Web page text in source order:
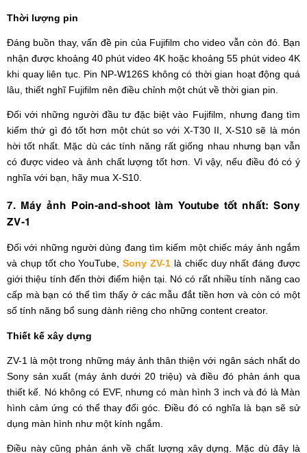
Thời lượng pin
Đáng buồn thay, vấn đề pin của Fujifilm cho video vẫn còn đó. Bạn
nhận được khoảng 40 phút video 4K hoặc khoảng 55 phút video 4K
khi quay liên tục. Pin NP-W126S không có thời gian hoạt động quá
lâu, thiết nghĩ Fujifilm nên điều chỉnh một chút về thời gian pin.
Đối với những người đầu tư đặc biệt vào Fujifilm, nhưng đang tìm
kiếm thứ gì đó tốt hơn một chút so với X-T30 II, X-S10 sẽ là món
hời tốt nhất. Mặc dù các tính năng rất giống nhau nhưng bạn vẫn
có được video và ảnh chất lượng tốt hơn. Vì vậy, nếu điều đó có ý
nghĩa với bạn, hãy mua X-S10.
7. Máy ảnh Poin-and-shoot làm Youtube tốt nhất: Sony
ZV-1
Đối với những người dùng đang tìm kiếm một chiếc máy ảnh ngắm
và chụp tốt cho YouTube, Sony ZV-1 là chiếc duy nhất đáng được
giới thiệu tính đến thời điểm hiện tại. Nó có rất nhiều tính năng cao
cấp mà bạn có thể tìm thấy ở các mẫu đắt tiền hơn và còn có một
số tính năng bổ sung dành riêng cho những content creator.
Thiết kế xây dựng
ZV-1 là một trong những máy ảnh thân thiện với ngân sách nhất do
Sony sản xuất (máy ảnh dưới 20 triệu) và điều đó phản ánh qua
thiết kế. Nó không có EVF, nhưng có màn hình 3 inch và đó là Màn
hình cảm ứng có thể thay đổi góc. Điều đó có nghĩa là bạn sẽ sử
dụng màn hình như một kính ngắm.
Điều này cũng phản ánh về chất lượng xây dựng. Mặc dù đây là